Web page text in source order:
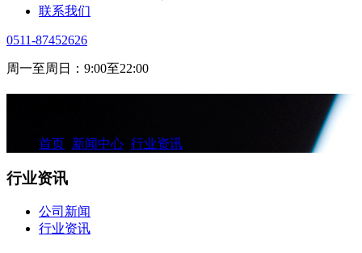
联系我们
0511-87452626
周一至周日：9:00至22:00
首页 新闻中心 行业资讯
行业资讯
公司新闻
行业资讯